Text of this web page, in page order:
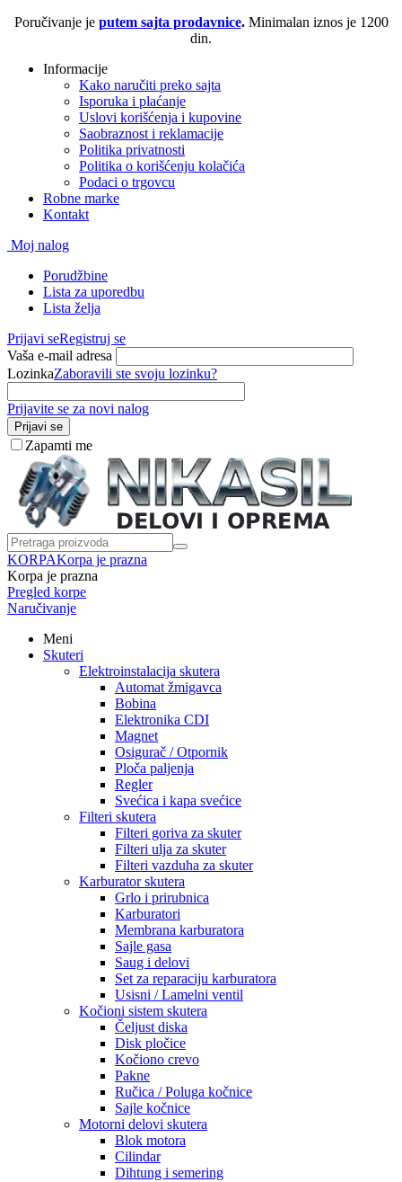
Poručivanje je putem sajta prodavnice. Minimalan iznos je 1200
din.
Informacije
Kako naručiti preko sajta
Isporuka i plaćanje
Uslovi korišćenja i kupovine
Saobraznost i reklamacije
Politika privatnosti
Politika o korišćenju kolačića
Podaci o trgovcu
Robne marke
Kontakt
Moj nalog
Porudžbine
Lista za uporedbu
Lista želja
Prijavi seRegistruj se
Vaša e-mail adresa
LozinkaZaboravili ste svoju lozinku?
Prijavite se za novi nalog
Prijavi se
Zapamti me
KORPAKorpa je prazna
Korpa je prazna
Pregled korpe
Naručivanje
Meni
Skuteri
Elektroinstalacija skutera
Automat žmigavca
Bobina
Elektronika CDI
Magnet
Osigurač / Otpornik
Ploča paljenja
Regler
Svećica i kapa svećice
Filteri skutera
Filteri goriva za skuter
Filteri ulja za skuter
Filteri vazduha za skuter
Karburator skutera
Grlo i prirubnica
Karburatori
Membrana karburatora
Sajle gasa
Saug i delovi
Set za reparaciju karburatora
Usisni / Lamelni ventil
Kočioni sistem skutera
Čeljust diska
Disk pločice
Kočiono crevo
Pakne
Ručica / Poluga kočnice
Sajle kočnice
Motorni delovi skutera
Blok motora
Cilindar
Dihtung i semering